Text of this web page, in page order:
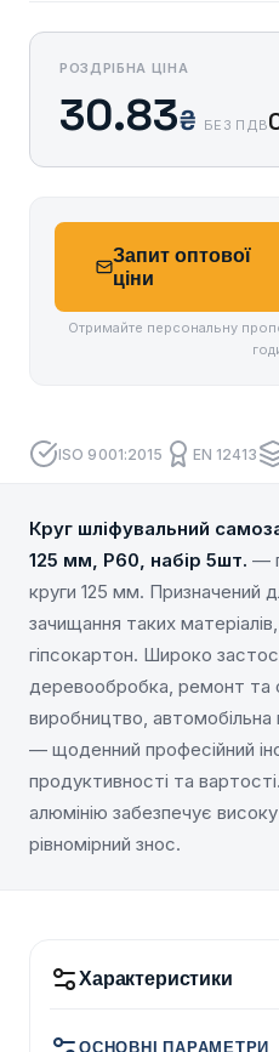
РОЗДРІБНА ЦІНА
30.83₴ БЕЗ ПДВ
Запит оптової
ціни
Отримайте персональну
ISO 9001:2015 EN 12413
Круг шліфувальний
125 мм, Р60, набір 5шт. —
круги 125 мм. Призначений
зачищання таких
гіпсокартон. Широко
деревообробка, ремонт та
виробництво, автомобільна
— щоденний професійний
продуктивності та
алюмінію забезпечує
рівномірний знос.
Характеристики
ОСНОВНІ ПАРАМЕТРИ